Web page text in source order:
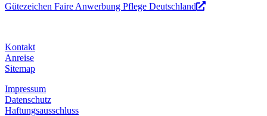
Gütezeichen Faire Anwerbung Pflege Deutschland
Kontakt
Anreise
Sitemap
Impressum
Datenschutz
Haftungsausschluss